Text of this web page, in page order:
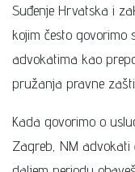
Suđenje Hrvatska i
kojim često govorimo
advokatima kao
pružanja pravne
Kada govorimo o
Zagreb, NM